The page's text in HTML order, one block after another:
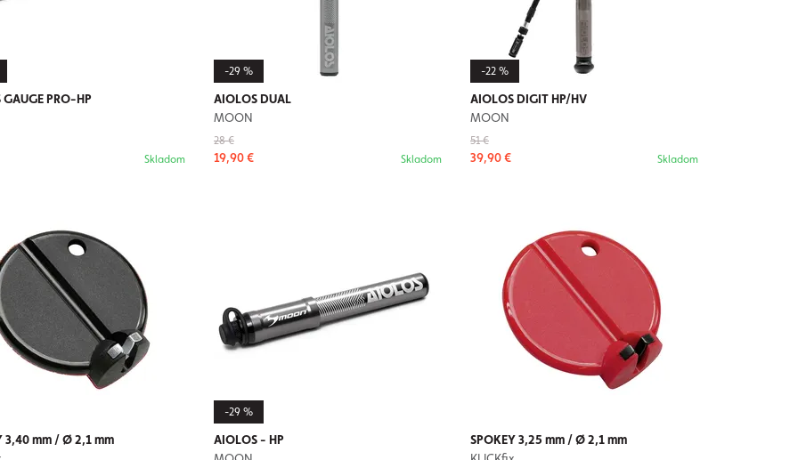
PRO-HP
Skladom
-29 %
AIOLOS DUAL
MOON
28 €
19,90 € Skladom
-22 %
AIOLOS DIGIT HP/HV
MOON
51 €
39,90 € Skladom
3,40 mm / Ø 2,1 mm
-29 %
AIOLOS - HP
SPOKEY 3,25 mm / Ø 2,1 mm